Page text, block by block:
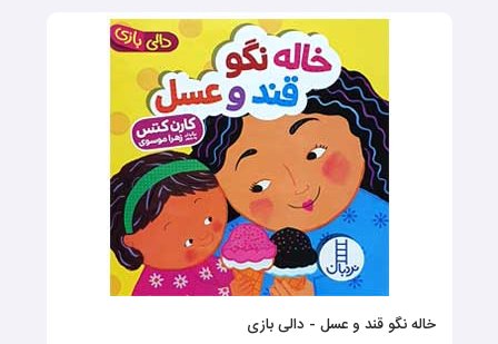
خاله نگو قند و عسل - دالی بازی